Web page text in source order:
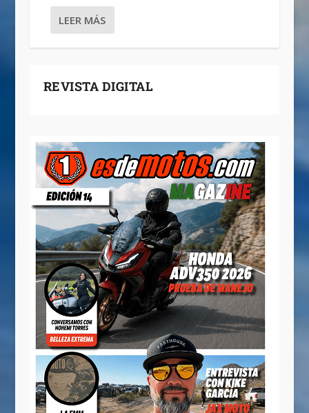
LEER MÁS
REVISTA DIGITAL